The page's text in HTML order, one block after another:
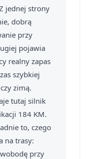
jednej strony
dobrą
przy
pojawia
realny zapas
szybkiej
zimą.
tutaj silnik
184 KM.
to, czego
na trasy:
przy